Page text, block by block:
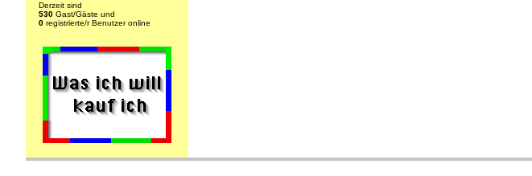
Derzeit sind
530 Gast/Gäste und
0 registrierte/r Benutzer online